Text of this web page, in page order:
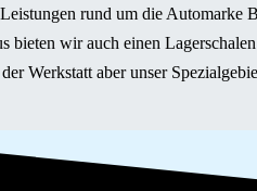
rund um die
bieten wir auch einen
Werkstatt aber unser